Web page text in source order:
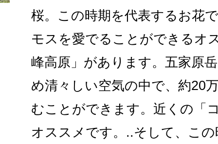
桜。この時期を代表するお花
モスを愛でることができるオ
峰高原」があります。五家原
め清々しい空気の中で、約20
むことができます。近くの「
オススメです。..そして、こ